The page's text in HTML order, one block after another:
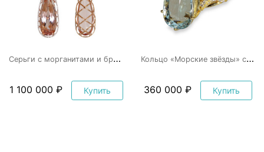
С
ерьги с морганитами и бриллиантами
1 100 000 ₽ Купить
К
ольцо «Морские звёзды» с аквамарином
360 000 ₽ Купить